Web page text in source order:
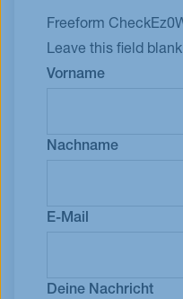
Freeform Check
Leave this field blank
Vorname
Nachname
E-Mail
Deine Nachricht